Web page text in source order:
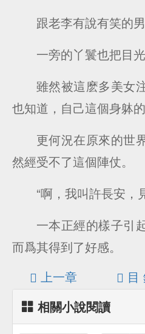
跟老李有說有笑的
一旁的丫鬟也把目
雖然被這麽多美女
也知道，自己這個身躰
更何況在原來的世
然經受不了這個陣仗。
“啊，我叫許長安，
一本正經的樣子引
而爲其得到了好感。
上一章
目
相關小說閱讀